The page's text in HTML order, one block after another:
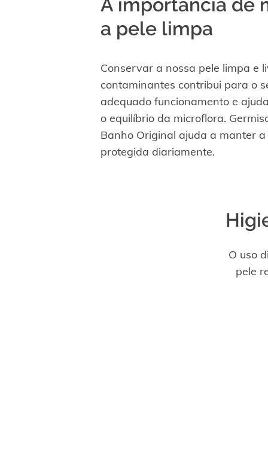
A importância de
a pele limpa
Conservar a nossa pele limpa e
contaminantes contribui para o
adequado funcionamento e
o equilíbrio da microflora.
Banho Original ajuda a manter a
protegida diariamente.
O uso
pele